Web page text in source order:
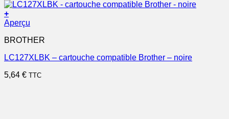
+
Aperçu
BROTHER
LC127XLBK – cartouche compatible Brother – noire
5,64 € TTC